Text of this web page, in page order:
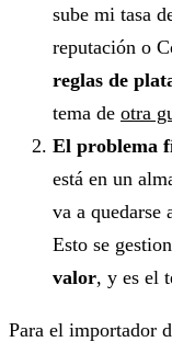
sube mi tasa
reputación o
reglas de
tema de otra
El problema
está en un
va a quedarse
Esto se
valor, y es el
Para el importador